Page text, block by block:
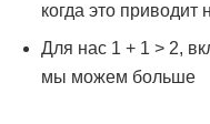
когда это приводит
Для нас 1 + 1 > 2,
мы можем больше